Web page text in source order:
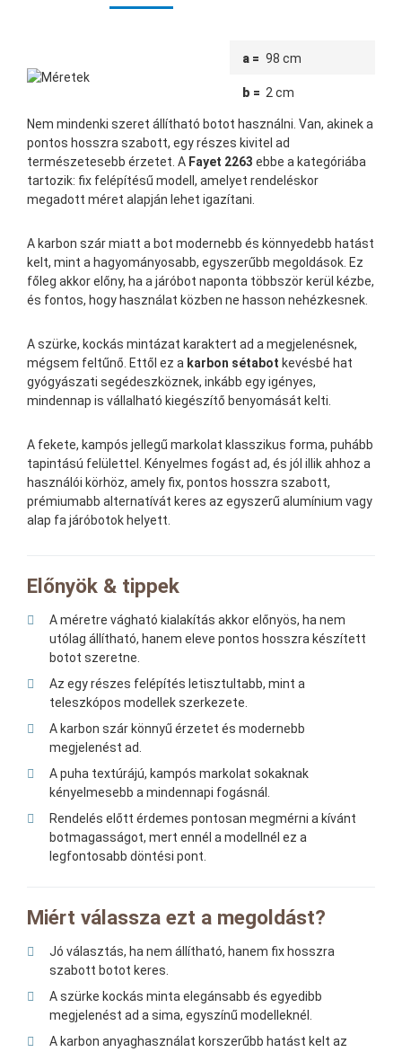
a = 98 cm
b = 2 cm
Nem mindenki szeret állítható botot használni. Van, akinek a
pontos hosszra szabott, egy részes kivitel ad
természetesebb érzetet. A Fayet 2263 ebbe a kategóriába
tartozik: fix felépítésű modell, amelyet rendeléskor
megadott méret alapján lehet igazítani.
A karbon szár miatt a bot modernebb és könnyedebb hatást
kelt, mint a hagyományosabb, egyszerűbb megoldások. Ez
főleg akkor előny, ha a járóbot naponta többször kerül kézbe,
és fontos, hogy használat közben ne hasson nehézkesnek.
A szürke, kockás mintázat karaktert ad a megjelenésnek,
mégsem feltűnő. Ettől ez a karbon sétabot kevésbé hat
gyógyászati segédeszköznek, inkább egy igényes,
mindennap is vállalható kiegészítő benyomását kelti.
A fekete, kampós jellegű markolat klasszikus forma, puhább
tapintású felülettel. Kényelmes fogást ad, és jól illik ahhoz a
használói körhöz, amely fix, pontos hosszra szabott,
prémiumabb alternatívát keres az egyszerű alumínium vagy
alap fa járóbotok helyett.
Előnyök & tippek
A méretre vágható kialakítás akkor előnyös, ha nem
utólag állítható, hanem eleve pontos hosszra készített
botot szeretne.
Az egy részes felépítés letisztultabb, mint a
teleszkópos modellek szerkezete.
A karbon szár könnyű érzetet és modernebb
megjelenést ad.
A puha textúrájú, kampós markolat sokaknak
kényelmesebb a mindennapi fogásnál.
Rendelés előtt érdemes pontosan megmérni a kívánt
botmagasságot, mert ennél a modellnél ez a
legfontosabb döntési pont.
Miért válassza ezt a megoldást?
Jó választás, ha nem állítható, hanem fix hosszra
szabott botot keres.
A szürke kockás minta elegánsabb és egyedibb
megjelenést ad a sima, egyszínű modelleknél.
A karbon anyaghasználat korszerűbb hatást kelt az